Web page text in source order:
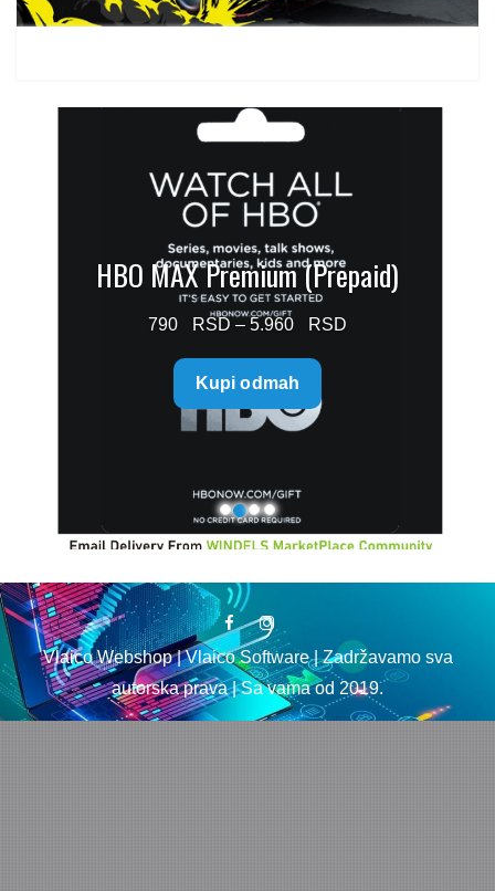
HBO MAX Premium (Prepaid)
790 – 5.960
Kupi odmah
Vlaico Webshop | Vlaico Software | Zadržavamo sva
autorska prava | Sa vama od 2019.